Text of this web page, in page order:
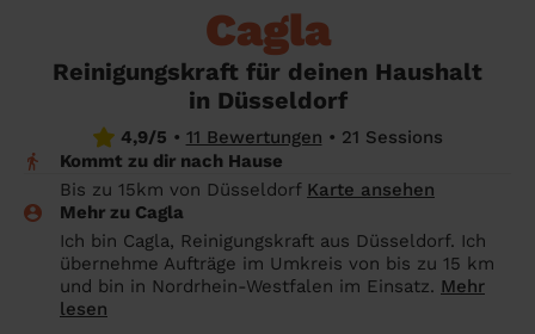
Cagla
Reinigungskraft für deinen Haushalt
in Düsseldorf
4,9/5 • 11 Bewertungen • 21 Sessions
Kommt zu dir nach Hause
Bis zu 15km von Düsseldorf Karte ansehen
Mehr zu Cagla
Ich bin Cagla, Reinigungskraft aus Düsseldorf. Ich
übernehme Aufträge im Umkreis von bis zu 15 km
und bin in Nordrhein-Westfalen im Einsatz. Mehr
lesen
Überall in Deutschland
Städte
Wuppertal
Oberhausen
Hagen
Hamm
Die Regionen
Unsere Artikel haushaltshilfe
Endreinigung Ferienwohnung: Was du
wissen solltest
Haushaltshilfe anmelden: Lohnt es sich?
Putzfrau Stundenlohn 2026: Was kostet
eine Reinigungskraft wirklich?
Was verdient eine Putzfrau schwarz -
Kosten, Risiken und warum sich legale
Alternativen mehr lohnen